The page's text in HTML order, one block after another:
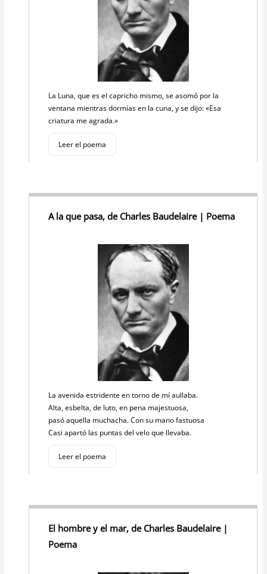
La Luna, que es el capricho mismo, se asomó por la
ventana mientras dormías en la cuna, y se dijo: «Esa
criatura me agrada.»
Leer el poema
A la que pasa, de Charles Baudelaire | Poema
La avenida estridente en torno de mí aullaba.
Alta, esbelta, de luto, en pena majestuosa,
pasó aquella muchacha. Con su mano fastuosa
Casi apartó las puntas del velo que llevaba.
Leer el poema
El hombre y el mar, de Charles Baudelaire |
Poema